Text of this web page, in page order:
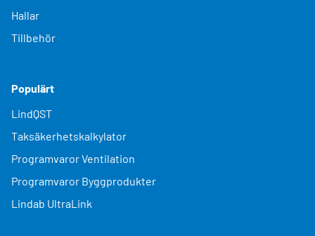
Hallar
Tillbehör
Populärt
LindQST
Taksäkerhetskalkylator
Programvaror Ventilation
Programvaror Byggprodukter
Lindab UltraLink